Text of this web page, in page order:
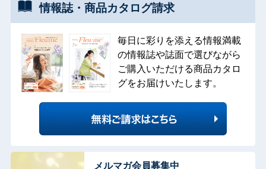
情報誌・ 商品カタログ請求
毎日に彩りを添える情報満載
の情報誌や誌面で選びながら
ご購入いただける商品カタロ
グをお届けいたします。
メルマガ会員募集中